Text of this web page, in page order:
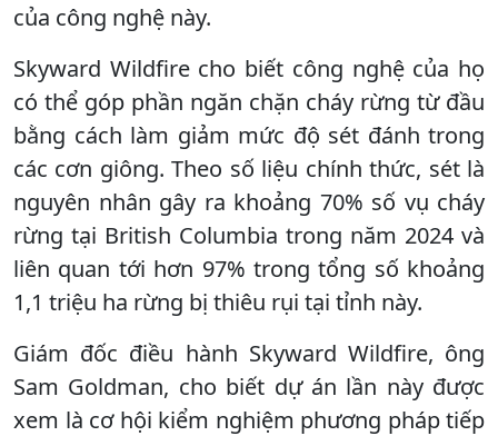
của công nghệ này.
Skyward Wildfire cho biết công nghệ của họ
có thể góp phần ngăn chặn cháy rừng từ đầu
bằng cách làm giảm mức độ sét đánh trong
các cơn giông. Theo số liệu chính thức, sét là
nguyên nhân gây ra khoảng 70% số vụ cháy
rừng tại British Columbia trong năm 2024 và
liên quan tới hơn 97% trong tổng số khoảng
1,1 triệu ha rừng bị thiêu rụi tại tỉnh này.
Giám đốc điều hành Skyward Wildfire, ông
Sam Goldman, cho biết dự án lần này được
xem là cơ hội kiểm nghiệm phương pháp tiếp